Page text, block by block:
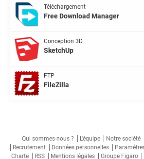
Téléchargement
Free Download Manager
Conception 3D
SketchUp
FTP
FileZilla
Qui sommes-nous ? L'équipe Notre société
Recrutement
Données personnelles
Charte
RSS Mentions légales Groupe Figaro